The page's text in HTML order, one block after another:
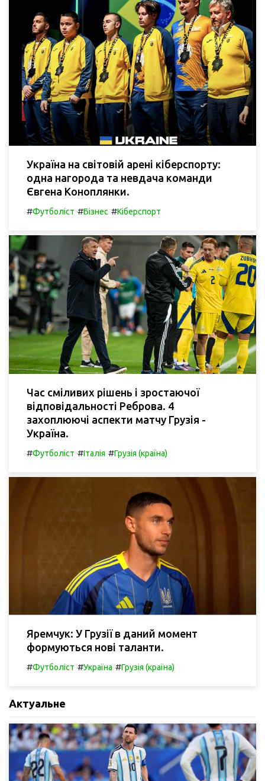
Україна на світовій арені кіберспорту:
одна нагорода та невдача команди
Євгена Коноплянки.
#Футболіст #Бізнес #Кіберспорт
Час сміливих рішень і зростаючої
відповідальності Реброва. 4
захоплюючі аспекти матчу Грузія -
Україна.
#Футболіст #Італія #Грузія (країна)
Яремчук: У Грузії в даний момент
формуються нові таланти.
#Футболіст #Україна #Грузія (країна)
Актуальне